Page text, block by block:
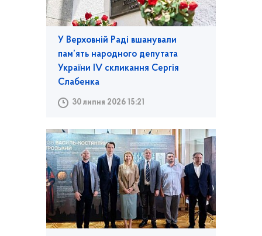
У Верховній Раді вшанували
пам’ять народного депутата
України IV скликання Сергія
Слабенка
30 липня 2026 15:21